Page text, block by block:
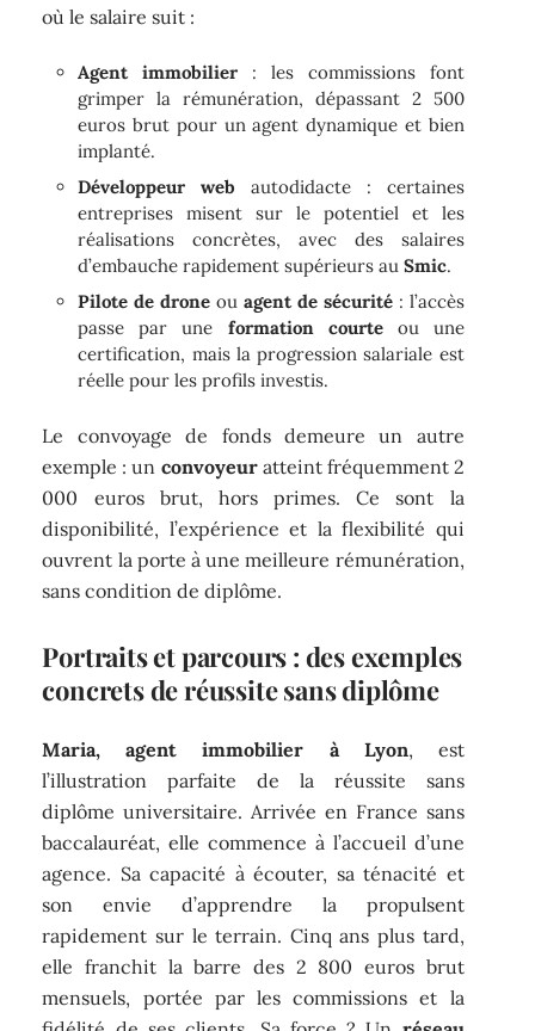
où le salaire suit :
Agent immobilier : les commissions font
grimper la rémunération, dépassant 2 500
euros brut pour un agent dynamique et bien
implanté.
Développeur web autodidacte : certaines
entreprises misent sur le potentiel et les
réalisations concrètes, avec des salaires
d’embauche rapidement supérieurs auSmic.
Pilote de drone ouagent de sécurité: l’accès
passe par une formation courteou une
certification, mais la progression salariale est
réelle pour les profils investis.
Le convoyage de fonds demeure un autre
exemple : un convoyeuratteint fréquemment 2
000 euros brut, hors primes. Ce sont la
disponibilité, l’expérience et la flexibilité qui
ouvrent la porte à une meilleure rémunération,
sans condition de diplôme.
Portraits et parcours : des exemples
concrets de réussite sans diplôme
Maria, agent immobilier à Lyon, est
l’illustration parfaite de la réussite sans
diplôme universitaire. Arrivée en France sans
baccalauréat, elle commence à l’accueil d’une
agence. Sa capacité à écouter, sa ténacité et
son envie d’apprendre la propulsent
rapidement sur le terrain. Cinq ans plus tard,
elle franchit la barre des 2 800 euros brut
mensuels, portée par les commissions et la